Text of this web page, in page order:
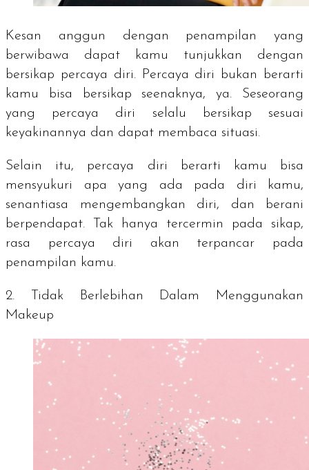
Kesan anggun dengan penampilan yang
berwibawa dapat kamu tunjukkan dengan
bersikap percaya diri. Percaya diri bukan berarti
kamu bisa bersikap seenaknya, ya. Seseorang
yang percaya diri selalu bersikap sesuai
keyakinannya dan dapat membaca situasi.
Selain itu, percaya diri berarti kamu bisa
mensyukuri apa yang ada pada diri kamu,
senantiasa mengembangkan diri, dan berani
berpendapat. Tak hanya tercermin pada sikap,
rasa percaya diri akan terpancar pada
penampilan kamu.
2. Tidak Berlebihan Dalam Menggunakan
Makeup